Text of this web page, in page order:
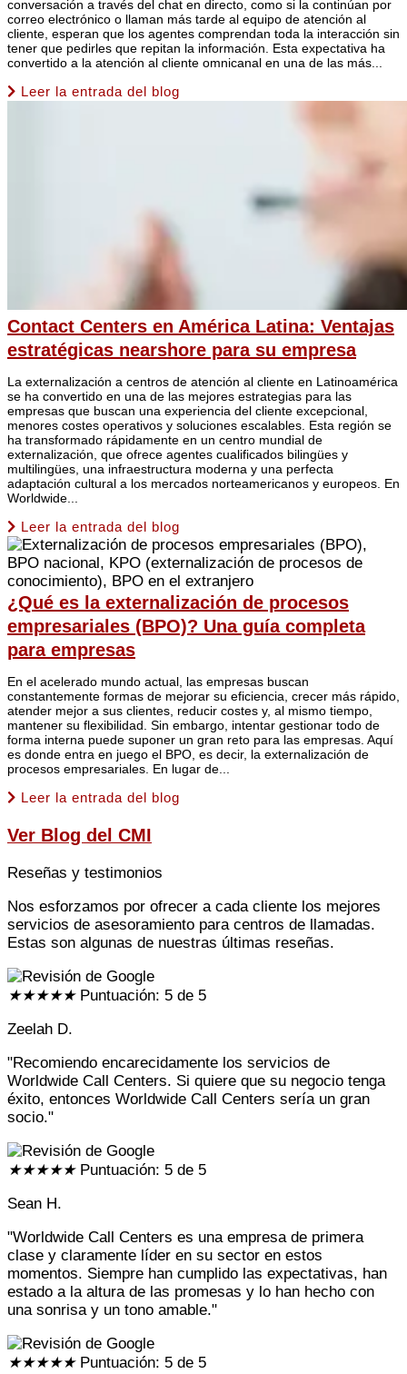
conversación a través del chat en directo, como si la continúan por
correo electrónico o llaman más tarde al equipo de atención al
cliente, esperan que los agentes comprendan toda la interacción sin
tener que pedirles que repitan la información. Esta expectativa ha
convertido a la atención al cliente omnicanal en una de las más...
Leer la entrada del blog
Contact Centers en América Latina: Ventajas
estratégicas nearshore para su empresa
La externalización a centros de atención al cliente en Latinoamérica
se ha convertido en una de las mejores estrategias para las
empresas que buscan una experiencia del cliente excepcional,
menores costes operativos y soluciones escalables. Esta región se
ha transformado rápidamente en un centro mundial de
externalización, que ofrece agentes cualificados bilingües y
multilingües, una infraestructura moderna y una perfecta
adaptación cultural a los mercados norteamericanos y europeos. En
Worldwide...
Leer la entrada del blog
¿Qué es la externalización de procesos
empresariales (BPO)? Una guía completa
para empresas
En el acelerado mundo actual, las empresas buscan
constantemente formas de mejorar su eficiencia, crecer más rápido,
atender mejor a sus clientes, reducir costes y, al mismo tiempo,
mantener su flexibilidad. Sin embargo, intentar gestionar todo de
forma interna puede suponer un gran reto para las empresas. Aquí
es donde entra en juego el BPO, es decir, la externalización de
procesos empresariales. En lugar de...
Leer la entrada del blog
Ver Blog del CMI
Reseñas y testimonios
Nos esforzamos por ofrecer a cada cliente los mejores
servicios de asesoramiento para centros de llamadas.
Estas son algunas de nuestras últimas reseñas.
★★★★★ Puntuación: 5 de 5
Zeelah D.
"Recomiendo encarecidamente los servicios de
Worldwide Call Centers. Si quiere que su negocio tenga
éxito, entonces Worldwide Call Centers sería un gran
socio."
★★★★★ Puntuación: 5 de 5
Sean H.
"Worldwide Call Centers es una empresa de primera
clase y claramente líder en su sector en estos
momentos. Siempre han cumplido las expectativas, han
estado a la altura de las promesas y lo han hecho con
una sonrisa y un tono amable."
★★★★★ Puntuación: 5 de 5